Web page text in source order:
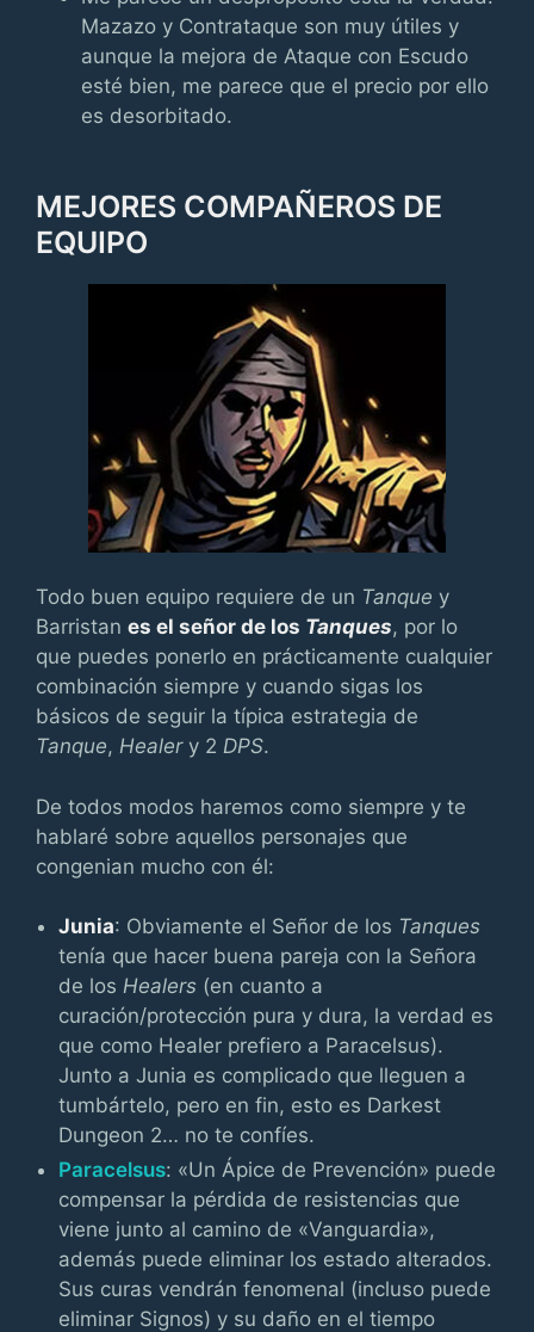
Mazazo y Contrataque son muy útiles y
aunque la mejora de Ataque con Escudo
esté bien, me parece que el precio por ello
es desorbitado.
MEJORES COMPAÑEROS DE
EQUIPO
Todo buen equipo requiere de un Tanque y
Barristan es el señor de los Tanques, por lo
que puedes ponerlo en prácticamente cualquier
combinación siempre y cuando sigas los
básicos de seguir la típica estrategia de
Tanque, Healery 2 DPS.
De todos modos haremos como siempre y te
hablaré sobre aquellos personajes que
congenian mucho con él:
Junia: Obviamente el Señor de los Tanques
tenía que hacer buena pareja con la Señora
de losHealers (en cuanto a
curación/protección pura y dura, la verdad es
que como Healer prefiero a Paracelsus).
Junto a Junia es complicado que lleguen a
tumbártelo, pero en fin, esto es Darkest
Dungeon 2… no te confíes.
Paracelsus: «Un Ápice de Prevención» puede
compensar la pérdida de resistencias que
viene junto al camino de «Vanguardia»,
además puede eliminar los estado alterados.
Sus curas vendrán fenomenal (incluso puede
eliminar Signos) y su daño en el tiempo